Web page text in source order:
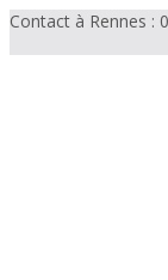
Contact à Rennes :